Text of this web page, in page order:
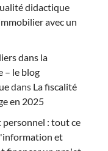
didactique
avec un
dans la
– le blog
dans La fiscalité
en 2025
personnel : tout ce
et